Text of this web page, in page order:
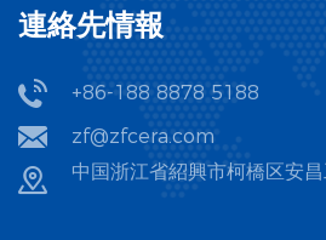
連絡先情報
+86-188 8878 5188
zf@zfcera.com
中国浙江省紹興市柯橋区安